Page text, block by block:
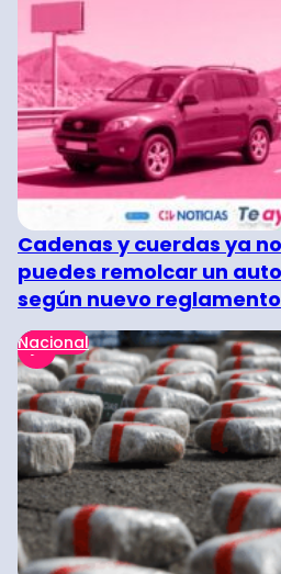
Cadenas y cuerdas ya
puedes remolcar un
según nuevo reglamento
Nacional